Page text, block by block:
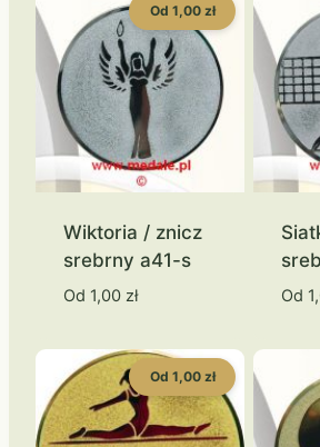
Od 1,00 zł
Wiktoria / znicz
srebrny a41-s
Od 1,00 zł Od
Od 1,00 zł